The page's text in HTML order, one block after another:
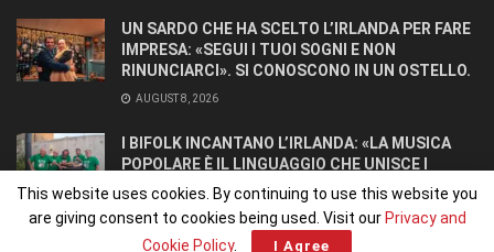
UN SARDO CHE HA SCELTO L’IRLANDA PER FARE
IMPRESA: «SEGUI I TUOI SOGNI E NON
RINUNCIARCI». SI CONOSCONO IN UN OSTELLO.
AUGUST 8, 2026
I BIFOLK INCANTANO L’IRLANDA: «LA MUSICA
POPOLARE È IL LINGUAGGIO CHE UNISCE I
POPOLI»
JULY 31, 2026
This website uses cookies. By continuing to use this website you
are giving consent to cookies being used. Visit our Privacy and
Cookie Policy. I Agree